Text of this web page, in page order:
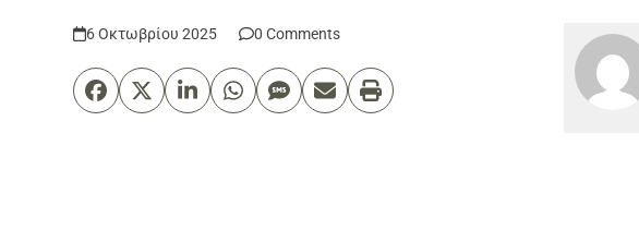
6 Οκτωβρίου 2025 0 Comments